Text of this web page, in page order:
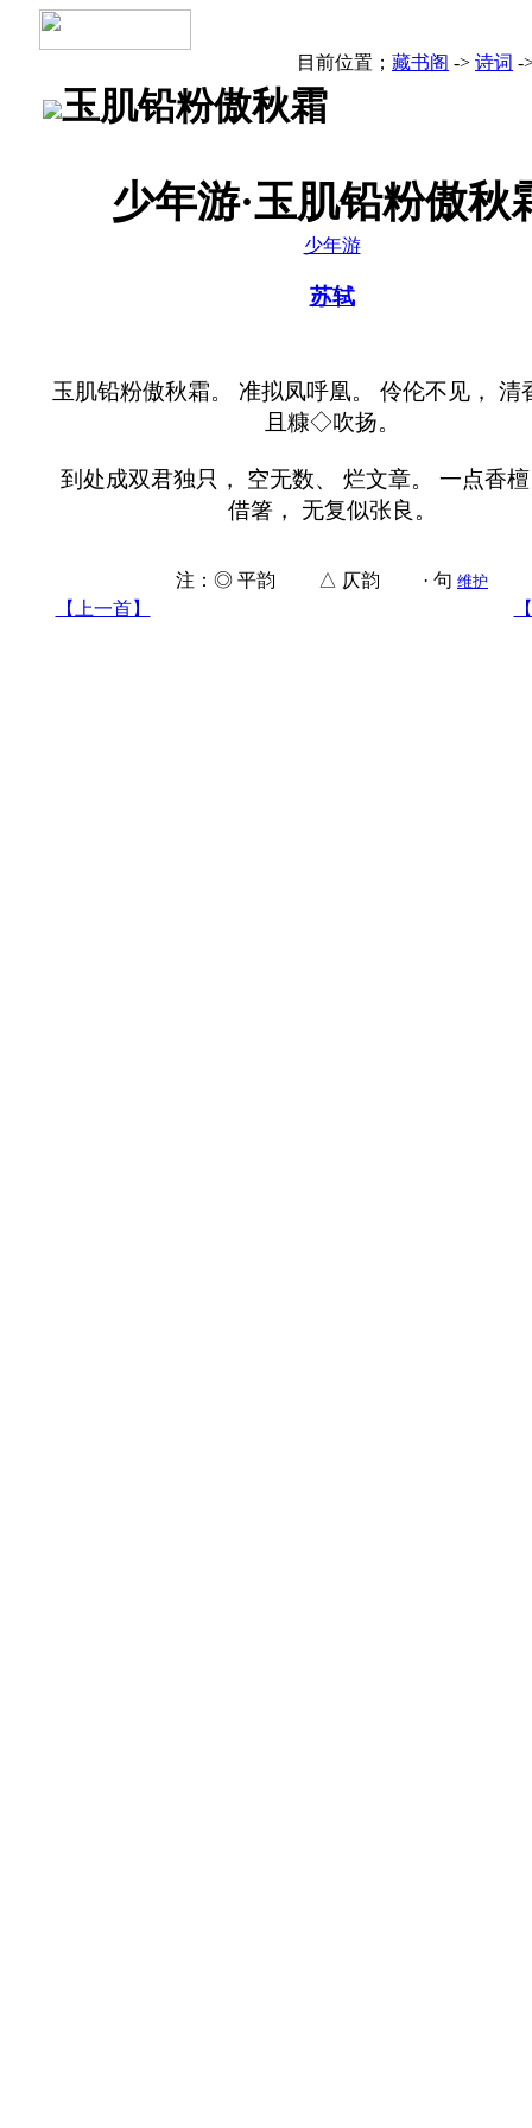
目前位置； 藏书阁 -> 诗词 -
玉肌铅粉傲秋霜
少年游·玉肌铅粉傲秋
少年游
苏轼
玉肌铅粉傲秋霜。 准拟凤呼凰。 伶伦不见， 清
且糠◇吹扬。
到处成双君独只， 空无数、 烂文章。 一点香
借箸， 无复似张良。
注：◎ 平韵 △ 仄韵 · 句 维护
【上一首】